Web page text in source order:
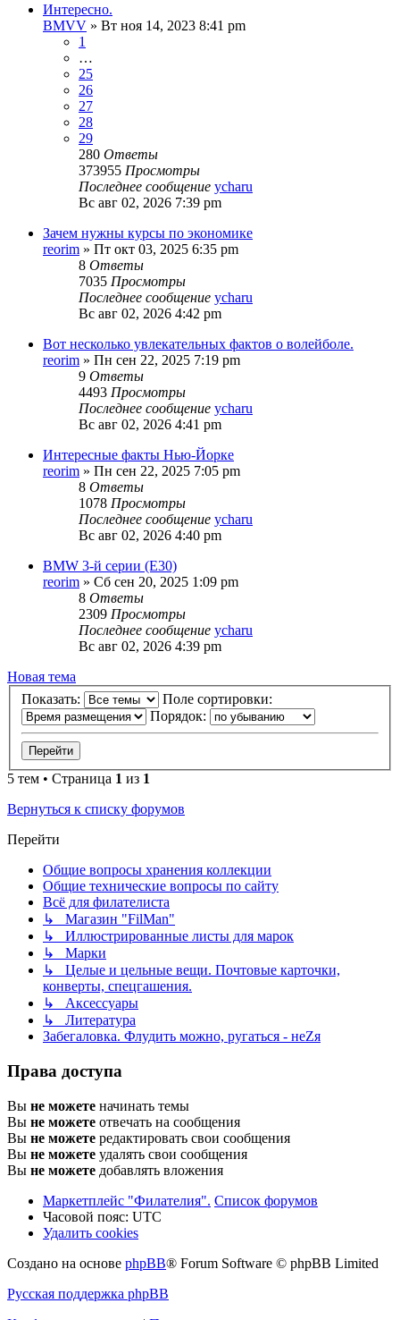
Интересно.
BMVV » Вт ноя 14, 2023 8:41 pm
1
…
25
26
27
28
29
280 Ответы
373955 Просмотры
Последнее сообщение ycharu
Вс авг 02, 2026 7:39 pm
Зачем нужны курсы по экономике
reorim » Пт окт 03, 2025 6:35 pm
8 Ответы
7035 Просмотры
Последнее сообщение ycharu
Вс авг 02, 2026 4:42 pm
Вот несколько увлекательных фактов о волейболе.
reorim » Пн сен 22, 2025 7:19 pm
9 Ответы
4493 Просмотры
Последнее сообщение ycharu
Вс авг 02, 2026 4:41 pm
Интересные факты Нью-Йорке
reorim » Пн сен 22, 2025 7:05 pm
8 Ответы
1078 Просмотры
Последнее сообщение ycharu
Вс авг 02, 2026 4:40 pm
BMW 3-й серии (E30)
reorim » Сб сен 20, 2025 1:09 pm
8 Ответы
2309 Просмотры
Последнее сообщение ycharu
Вс авг 02, 2026 4:39 pm
Новая тема
Показать:
Поле сортировки:
Порядок:
5 тем • Страница 1 из 1
Вернуться к списку форумов
Перейти
Общие вопросы хранения коллекции
Общие технические вопросы по сайту
Всё для филателиста
↳ Магазин "FilMan"
↳ Иллюстрированные листы для марок
↳ Марки
↳ Целые и цельные вещи. Почтовые карточки,
конверты, спецгашения.
↳ Аксессуары
↳ Литература
Забегаловка. Флудить можно, ругаться - неZя
Права доступа
Вы не можете начинать темы
Вы не можете отвечать на сообщения
Вы не можете редактировать свои сообщения
Вы не можете удалять свои сообщения
Вы не можете добавлять вложения
Маркетплейс "Филателия". Список форумов
Часовой пояс: UTC
Удалить cookies
Создано на основе phpBB® Forum Software © phpBB Limited
Русская поддержка phpBB